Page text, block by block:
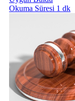
Okuma Süresi 1 dk